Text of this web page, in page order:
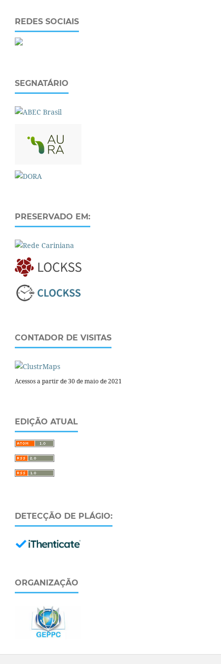
REDES SOCIAIS
SEGNATÁRIO
PRESERVADO EM:
CONTADOR DE VISITAS
Acessos a partir de 30 de maio de 2021
EDIÇÃO ATUAL
DETECÇÃO DE PLÁGIO:
ORGANIZAÇÃO